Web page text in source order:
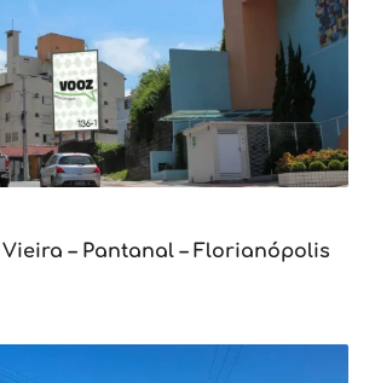
Vieira – Pantanal – Florianópolis